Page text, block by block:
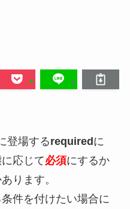
登場するrequired に
応じて必須にするか
ります。
件を付けたい場合に